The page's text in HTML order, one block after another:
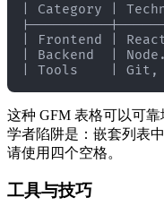
| Category |
|----------
| Frontend |
| Backend  |
这种 GFM 表格可以可
学者陷阱是：嵌套列表
请使用四个空格。
工具与技巧